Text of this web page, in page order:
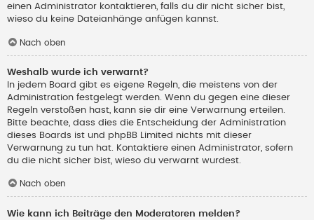
einen Administrator kontaktieren, falls du dir nicht sicher bist,
wieso du keine Dateianhänge anfügen kannst.
Nach oben
Weshalb wurde ich verwarnt?
In jedem Board gibt es eigene Regeln, die meistens von der
Administration festgelegt werden. Wenn du gegen eine dieser
Regeln verstoßen hast, kann sie dir eine Verwarnung erteilen.
Bitte beachte, dass dies die Entscheidung der Administration
dieses Boards ist und phpBB Limited nichts mit dieser
Verwarnung zu tun hat. Kontaktiere einen Administrator, sofern
du die nicht sicher bist, wieso du verwarnt wurdest.
Nach oben
Wie kann ich Beiträge den Moderatoren melden?